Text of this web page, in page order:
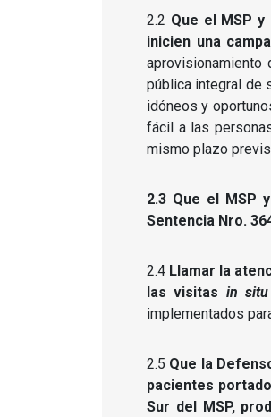
2.2 Que el MSP
inicien una
pública integral de
idóneos y
fácil a las
mismo plazo
2.3 Que el MSP
Sentencia Nro.
2.4 Llamar la
las visitas in situ
implementados
2.5 Que la
pacientes
Sur del MSP,